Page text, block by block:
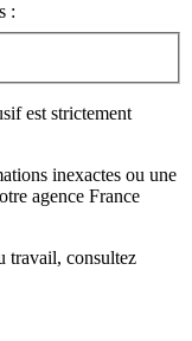
:
est strictement
inexactes ou une
agence France
travail, consultez